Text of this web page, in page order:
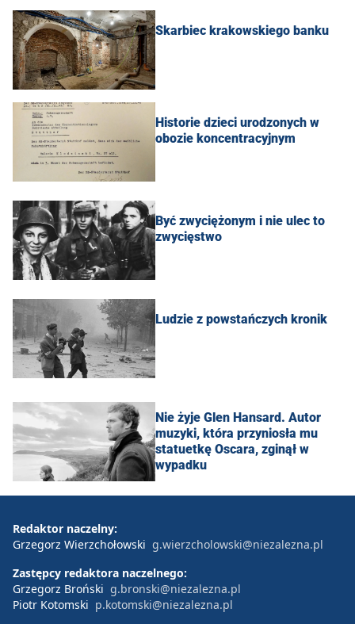
Skarbiec krakowskiego banku
Historie dzieci urodzonych w
obozie koncentracyjnym
Być zwyciężonym i nie ulec to
zwycięstwo
Ludzie z powstańczych kronik
Nie żyje Glen Hansard. Autor
muzyki, która przyniosła mu
statuetkę Oscara, zginął w
wypadku
Redaktor naczelny:
Grzegorz Wierzchołowski g.wierzcholowski@niezalezna.pl
Zastępcy redaktora naczelnego:
Grzegorz Broński g.bronski@niezalezna.pl
Piotr Kotomski p.kotomski@niezalezna.pl